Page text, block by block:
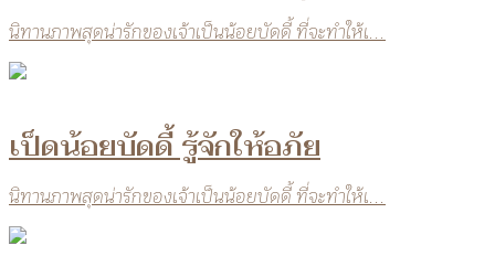
นิทานภาพสุดน่ารักของเจ้าเป็นน้อยบัดดี้ ที่จะทำให้เ...
เป็ดน้อยบัดดี้ รู้จักให้อภัย
นิทานภาพสุดน่ารักของเจ้าเป็นน้อยบัดดี้ ที่จะทำให้เ...